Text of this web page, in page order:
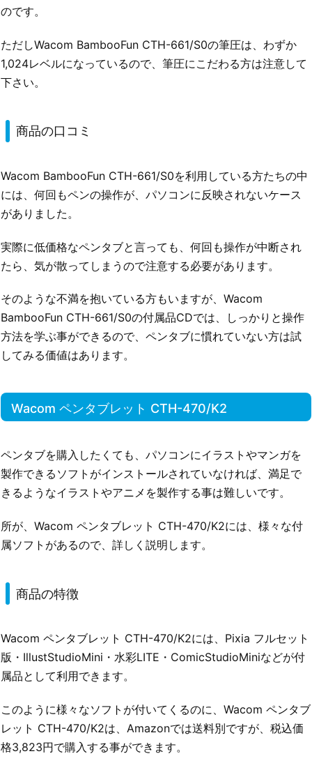
のです。
ただしWacom BambooFun CTH-661/S0の筆圧は、わずか
1,024レベルになっているので、筆圧にこだわる方は注意して
下さい。
商品の口コミ
Wacom BambooFun CTH-661/S0を利用している方たちの中
には、何回もペンの操作が、パソコンに反映されないケース
がありました。
実際に低価格なペンタブと言っても、何回も操作が中断され
たら、気が散ってしまうので注意する必要があります。
そのような不満を抱いている方もいますが、Wacom
BambooFun CTH-661/S0の付属品CDでは、しっかりと操作
方法を学ぶ事ができるので、ペンタブに慣れていない方は試
してみる価値はあります。
Wacom ペンタブレット CTH-470/K2
ペンタブを購入したくても、パソコンにイラストやマンガを
製作できるソフトがインストールされていなければ、満足で
きるようなイラストやアニメを製作する事は難しいです。
所が、Wacom ペンタブレット CTH-470/K2には、様々な付
属ソフトがあるので、詳しく説明します。
商品の特徴
Wacom ペンタブレット CTH-470/K2には、Pixia フルセット
版・IllustStudioMini・水彩LITE・ComicStudioMiniなどが付
属品として利用できます。
このように様々なソフトが付いてくるのに、Wacom ペンタブ
レット CTH-470/K2は、Amazonでは送料別ですが、税込価
格3,823円で購入する事ができます。